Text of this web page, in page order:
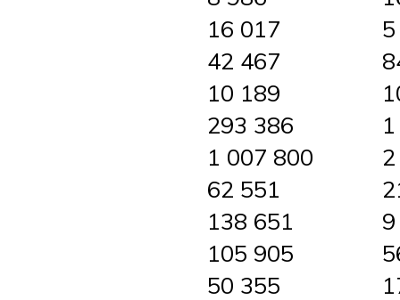
16 017
5
42 467
10 189
293 386
1 007 800
62 551
138 651
9
105 905
50 355